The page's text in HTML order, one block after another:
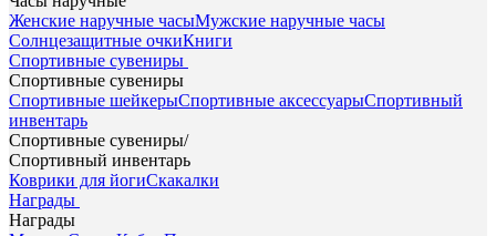
Женские наручные часыМужские наручные часы
Солнцезащитные очкиКниги
Спортивные сувениры
Спортивные сувениры
Спортивные шейкерыСпортивные аксессуарыСпортивный
инвентарь
Спортивные сувениры/
Спортивный инвентарь
Коврики для йогиСкакалки
Награды
Награды